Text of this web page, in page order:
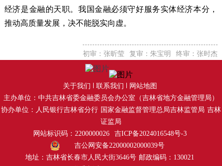
经济是金融的天职。我国金融必须守好服务实体经济本分，
推动高质量发展，决不能脱实向虚。
初审：张昕莹 复审：朱宝明 终审：张时杰
关于我们 联系我们
网站地图
主办单位：中共吉林省委金融委员会办公室（吉林省地方金融管理局）
协办单位：人民银行吉林省分行 国家金融监督管理总局吉林监管局 吉林
证监局
网站标识码：2200000026
吉ICP备2024016548号-3
吉公网安备22000002000039号
地址：吉林省长春市人民大街3646号 邮政编码：130021